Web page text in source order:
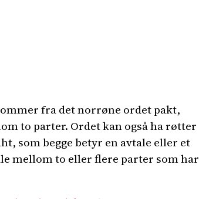
fra det norrøne ordet pakt,
to parter. Ordet kan også ha røtter
som begge betyr en avtale eller et
mellom to eller flere parter som har